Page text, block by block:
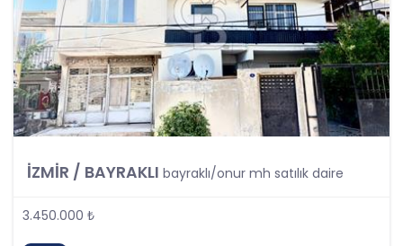
KİŞİSEL VERİLERİN İŞLENME
ŞARTLARI
1. Kişisel Verilerin Tespiti ve İşlenmesi
KVKK uyarınca, kişisel veri “Kimliği belirli veya
belirlenebilir gerçek kişiye ilişkin her türlü bilgi”
ad, soyad, doğum yeri, doğum tarihi gibi kişilerin
ibaret olmayıp ayrıca kişilerin fiziksel, sosyal,
İZMİR / BAYRAKLI bayraklı/onur mh satılık daire
3.450.000 ₺